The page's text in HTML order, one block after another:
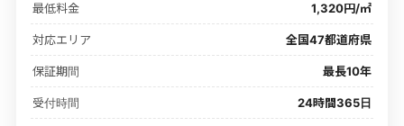
最低料金 1,320円/㎡
対応エリア 全国47都道府県
保証期間 最長10年
受付時間 24時間365日